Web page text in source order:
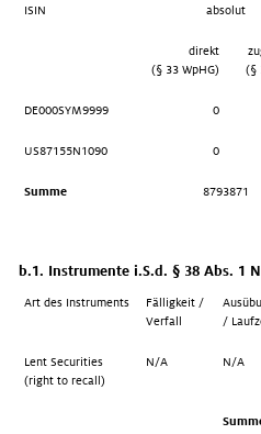
ISIN absolut
direkt
(§ 33 WpHG)
(§
DE000SYM9999 0
US87155N1090 0
Summe 8793871
b.1. Instrumente i.S.d. § 38 Abs. 1
Art des Instruments
Fälligkeit /
Verfall
/
Lent Securities
(right to recall)
N/A N/A